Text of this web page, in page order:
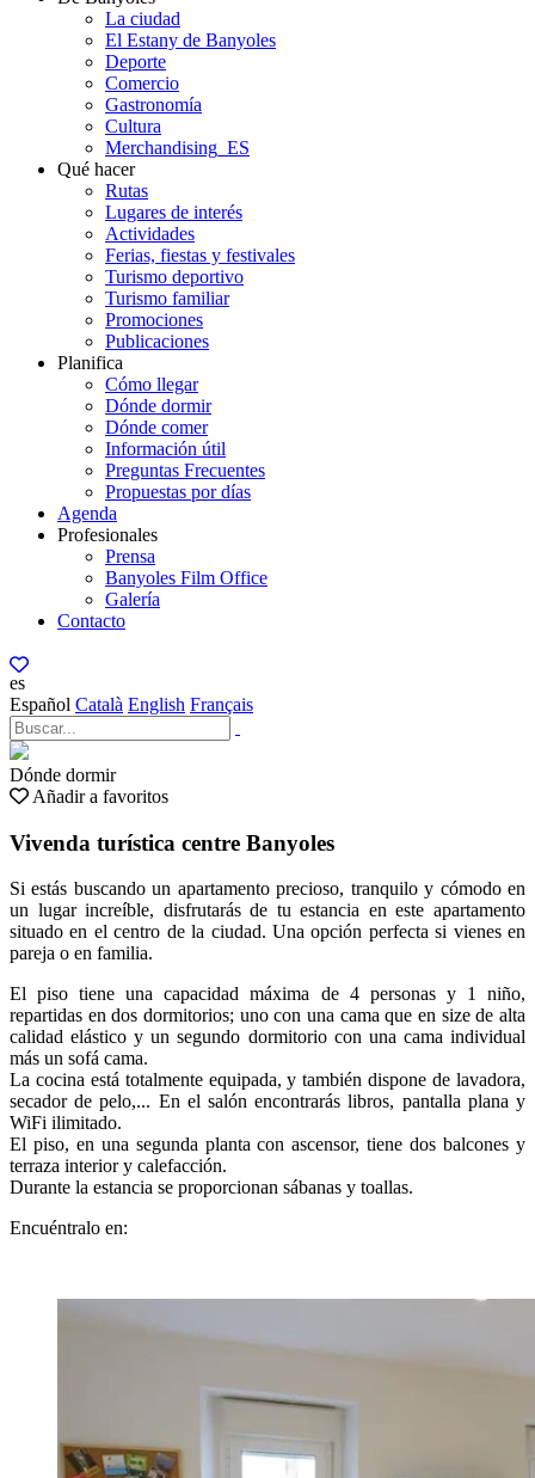
La ciudad
El Estany de Banyoles
Deporte
Comercio
Gastronomía
Cultura
Merchandising_ES
Qué hacer
Rutas
Lugares de interés
Actividades
Ferias, fiestas y festivales
Turismo deportivo
Turismo familiar
Promociones
Publicaciones
Planifica
Cómo llegar
Dónde dormir
Dónde comer
Información útil
Preguntas Frecuentes
Propuestas por días
Agenda
Profesionales
Prensa
Banyoles Film Office
Galería
Contacto
es
Español Català English Français
Dónde dormir
Añadir a favoritos
Vivenda turística centre Banyoles
Si estás buscando un apartamento precioso, tranquilo y cómodo en
un lugar increíble, disfrutarás de tu estancia en este apartamento
situado en el centro de la ciudad. Una opción perfecta si vienes en
pareja o en familia.
El piso tiene una capacidad máxima de 4 personas y 1 niño,
repartidas en dos dormitorios; uno con una cama que en size de alta
calidad elástico y un segundo dormitorio con una cama individual
más un sofá cama.
La cocina está totalmente equipada, y también dispone de lavadora,
secador de pelo,... En el salón encontrarás libros, pantalla plana y
WiFi ilimitado.
El piso, en una segunda planta con ascensor, tiene dos balcones y
terraza interior y calefacción.
Durante la estancia se proporcionan sábanas y toallas.
Encuéntralo en: